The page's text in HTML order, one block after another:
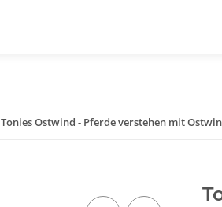
Tonies Ostwind - Pferde verstehen mit